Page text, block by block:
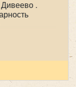
.
В
надежно!